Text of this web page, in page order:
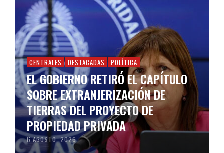
CENTRALES DESTACADAS POLÍTICA
EL GOBIERNO RETIRÓ EL CAPÍTULO
SOBRE EXTRANJERIZACIÓN DE
TIERRAS DEL PROYECTO DE
PROPIEDAD PRIVADA
6 AGOSTO, 2026